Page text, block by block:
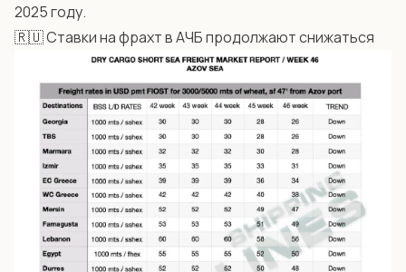
2025 году.
🇷🇺 Ставки на фрахт в АЧБ продолжают снижаться